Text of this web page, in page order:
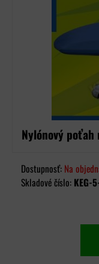
Nylónový poťah
Dostupnosť: Na
Skladové číslo: KEG-